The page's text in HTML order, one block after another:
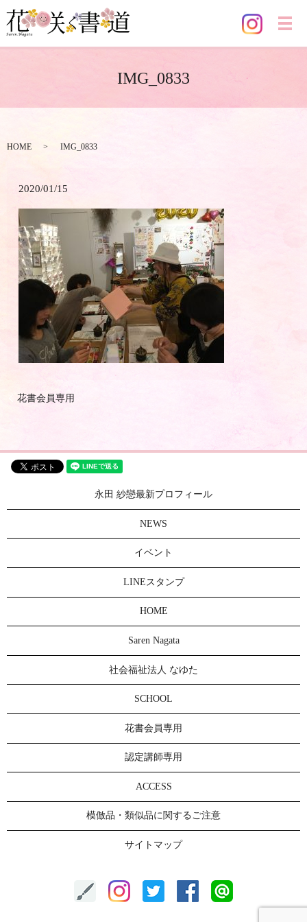
メ
IMG_0833
HOME IMG_0833
2020/01/15
花書会員専用
永田 紗戀最新プロフィール
NEWS
イベント
LINEスタンプ
HOME
Saren Nagata
社会福祉法人 なゆた
SCHOOL
花書会員専用
認定講師専用
ACCESS
模倣品・類似品に関するご注意
サイトマップ